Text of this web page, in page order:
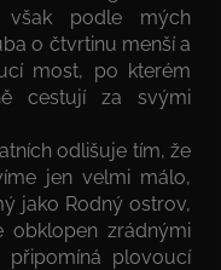
podle mých
o čtvrtinu menší a
most, po kterém
cestují za svými
odlišuje tím, že
jen velmi málo,
jako Rodný ostrov,
obklopen zrádnými
plovoucí